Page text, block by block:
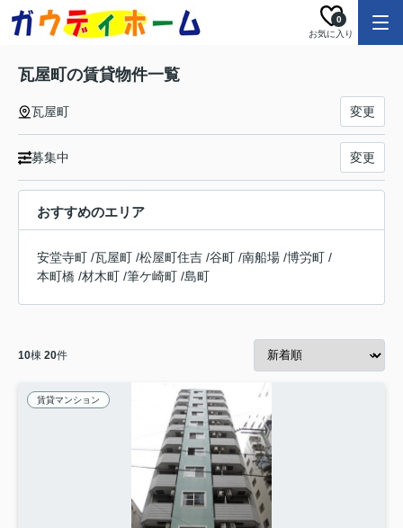
お気に入り
0
瓦屋町の賃貸物件一覧
瓦屋町 変更
募集中 変更
おすすめのエリア
安堂寺町 /瓦屋町 /松屋町住吉 /谷町 /南船場 /博労町 /
本町橋 /材木町 /筆ケ崎町 /島町
10棟 20件
賃貸マンション